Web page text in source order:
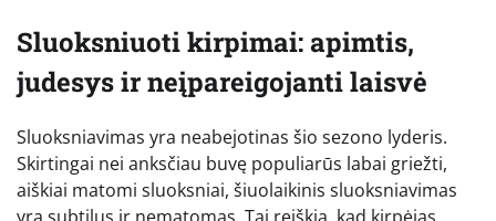
Sluoksniuoti kirpimai: apimtis,
judesys ir neįpareigojanti laisvė
Sluoksniavimas yra neabejotinas šio sezono lyderis.
Skirtingai nei anksčiau buvę populiarūs labai griežti,
aiškiai matomi sluoksniai, šiuolaikinis sluoksniavimas